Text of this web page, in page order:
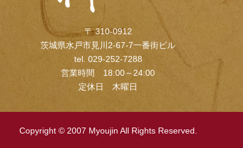
〒 310-0912
茨城県水戸市見川2-67-7一番街ビル
tel. 029-252-7288
営業時間 18:00～24:00
定休日 木曜日
Copyright © 2007 Myoujin All Rights Reserved.